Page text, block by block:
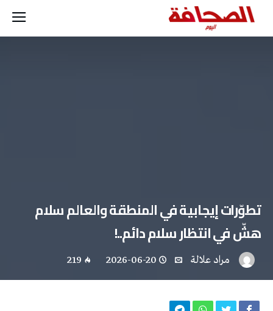
تطوّرات إيجابية في المنطقة والعالم سلام
هشّ في انتظار سلام دائم..!
مراد علالة 2026-06-20
219